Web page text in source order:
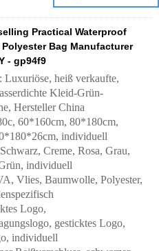
Practical Waterproof
Polyester Bag Manufacturer
- gp94f9
Luxuriöse, heiß verkaufte,
Kleid-Grün-
Hersteller China
60*160cm, 80*180cm,
individuell
Creme, Rosa, Grau,
individuell
Vlies, Baumwolle, Polyester,
Logo,
gesticktes Logo,
individuell